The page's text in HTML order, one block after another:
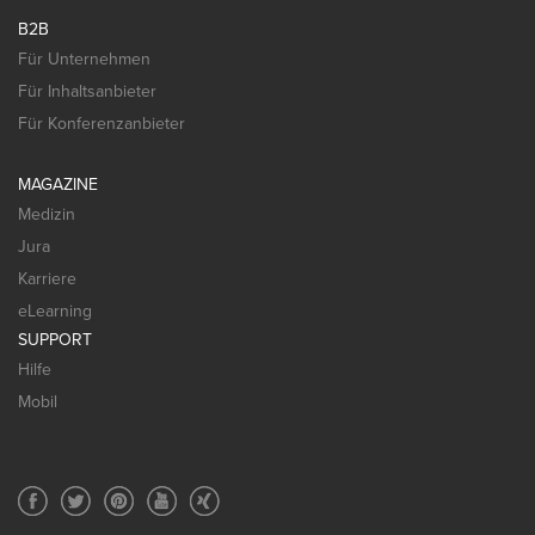
B2B
Für Unternehmen
Für Inhaltsanbieter
Für Konferenzanbieter
MAGAZINE
Medizin
Jura
Karriere
eLearning
SUPPORT
Hilfe
Mobil